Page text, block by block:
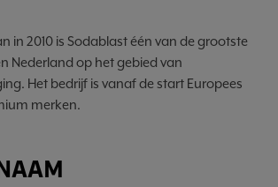
in 2010 is Sodablast één van de grootste
Nederland op het gebied van
Het bedrijf is vanaf de start Europees
merken.